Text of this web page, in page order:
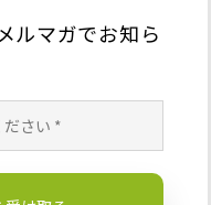
ルマガでお知ら